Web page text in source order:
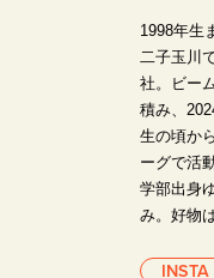
1998年生
二子玉川
社。ビー
積み、
生の頃か
ーグで活
学部出身
み。好物
INSTA